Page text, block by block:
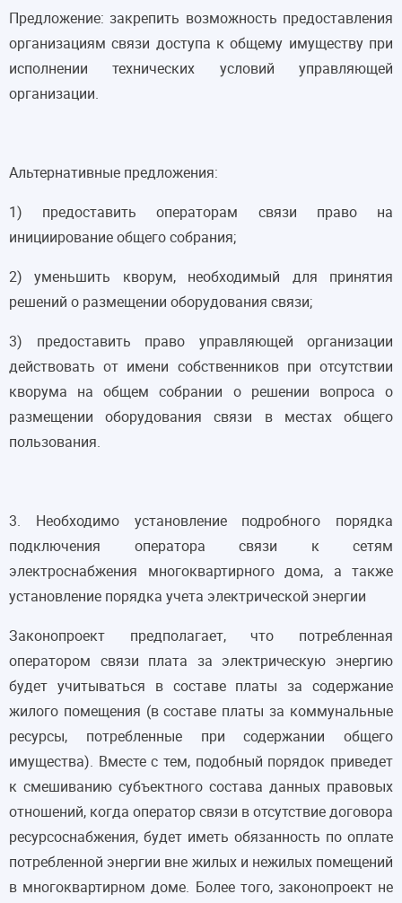
Предложение: закрепить возможность предоставления
организациям связи доступа к общему имуществу при
исполнении технических условий управляющей
организации.
Альтернативные предложения:
1) предоставить операторам связи право на
инициирование общего собрания;
2) уменьшить кворум, необходимый для принятия
решений о размещении оборудования связи;
3) предоставить право управляющей организации
действовать от имени собственников при отсутствии
кворума на общем собрании о решении вопроса о
размещении оборудования связи в местах общего
пользования.
3. Необходимо установление подробного порядка
подключения оператора связи к сетям
электроснабжения многоквартирного дома, а также
установление порядка учета электрической энергии
Законопроект предполагает, что потребленная
оператором связи плата за электрическую энергию
будет учитываться в составе платы за содержание
жилого помещения (в составе платы за коммунальные
ресурсы, потребленные при содержании общего
имущества). Вместе с тем, подобный порядок приведет
к смешиванию субъектного состава данных правовых
отношений, когда оператор связи в отсутствие договора
ресурсоснабжения, будет иметь обязанность по оплате
потребленной энергии вне жилых и нежилых помещений
в многоквартирном доме. Более того, законопроект не